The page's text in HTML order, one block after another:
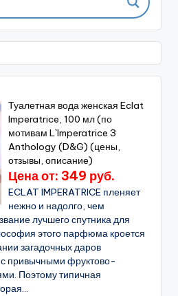
Туалетная вода женская Eclat
Imperatrice, 100 мл (по
мотивам L`Imperatrice 3
Anthology (D&G) (цены,
отзывы, описание)
Цена от: 349 руб.
ECLAT IMPERATRICE пленяет
нежно и надолго, чем
лучшего спутника для
этого парфюма кроется
загадочных даров
с привычными фруктово-
Поэтому типичная